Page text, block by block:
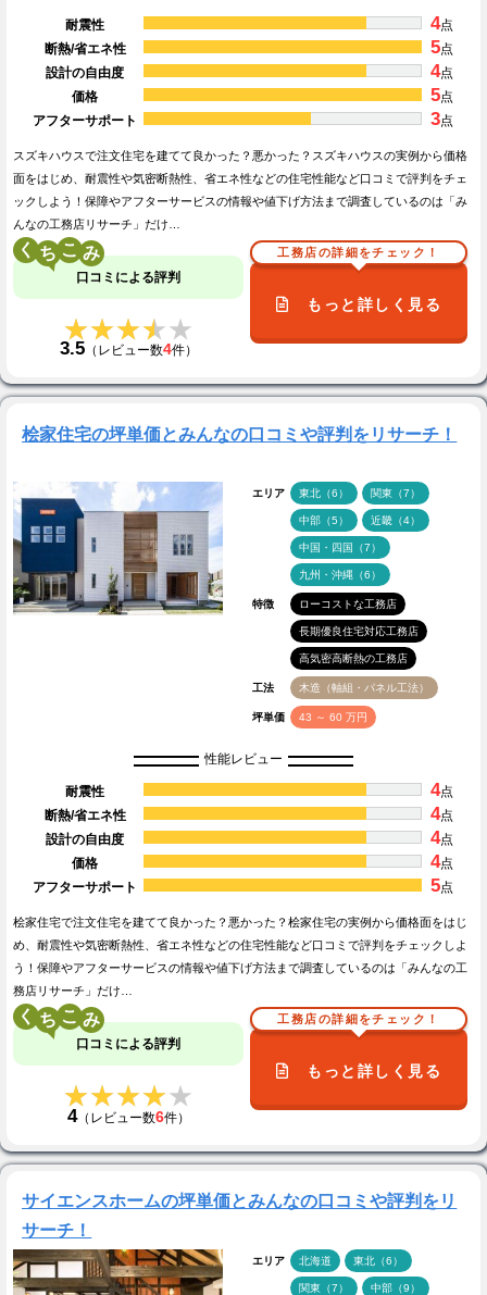
耐震性 4点
断熱/省エネ性
5点
設計の自由度
4点
価格
5点
アフターサポート
3点
スズキハウスで注文住宅を建てて良かった？悪かった？スズキハウスの実例から価格
面をはじめ、耐震性や気密断熱性、省エネ性などの住宅性能など口コミで評判をチェ
ックしよう！保障やアフターサービスの情報や値下げ方法まで調査しているのは「み
んなの工務店リサーチ」だけ…
く こ
口コミによる評判
★★★★★
★★★★★
3.5（レビュー数4件）
工務店の詳細をチェック！
もっと詳しく見る
桧家住宅の坪単価とみんなの口コミや評判をリサーチ！
エリア 東北（6） 関東（7）
中部（5） 近畿（4）
中国・四国（7）
九州・沖縄（6）
特徴 ローコストな工務店
長期優良住宅対応工務店
高気密高断熱の工務店
工法 木造（軸組・パネル工法）
坪単価 43 ～ 60 万円
性能レビュー
耐震性 4点
断熱/省エネ性
4点
設計の自由度
4点
価格
4点
アフターサポート
5点
桧家住宅で注文住宅を建てて良かった？悪かった？桧家住宅の実例から価格面をはじ
め、耐震性や気密断熱性、省エネ性などの住宅性能など口コミで評判をチェックしよ
う！保障やアフターサービスの情報や値下げ方法まで調査しているのは「みんなの工
務店リサーチ」だけ…
く こ
口コミによる評判
★★★★★
★★★★★
4（レビュー数6件）
工務店の詳細をチェック！
もっと詳しく見る
サイエンスホームの坪単価とみんなの口コミや評判をリ
サーチ！
エリア 北海道 東北（6）
関東（7） 中部（9）